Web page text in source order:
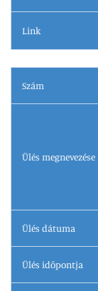
Link
Szám
Ülés megnevezése
Ülés dátuma
Ülés időpontja